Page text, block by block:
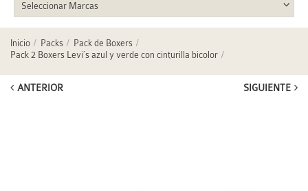
Seleccionar Marcas
Inicio Packs
Pack de Boxers
Pack 2 Boxers Levi´s azul y verde con cinturilla bicolor
ANTERIOR SIGUIENTE